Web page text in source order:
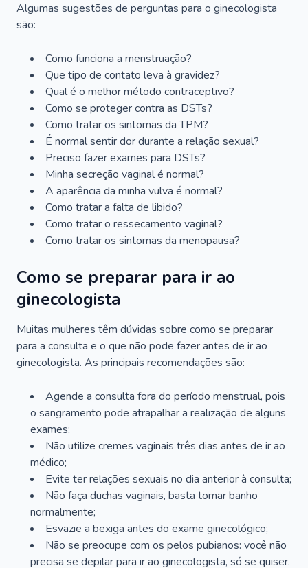
Algumas sugestões de perguntas para o ginecologista
são:
Como funciona a menstruação?
Que tipo de contato leva à gravidez?
Qual é o melhor método contraceptivo?
Como se proteger contra as DSTs?
Como tratar os sintomas da TPM?
É normal sentir dor durante a relação sexual?
Preciso fazer exames para DSTs?
Minha secreção vaginal é normal?
A aparência da minha vulva é normal?
Como tratar a falta de libido?
Como tratar o ressecamento vaginal?
Como tratar os sintomas da menopausa?
Como se preparar para ir ao
ginecologista
Muitas mulheres têm dúvidas sobre como se preparar
para a consulta e o que não pode fazer antes de ir ao
ginecologista. As principais recomendações são:
Agende a consulta fora do período menstrual, pois
o sangramento pode atrapalhar a realização de alguns
exames;
Não utilize cremes vaginais três dias antes de ir ao
médico;
Evite ter relações sexuais no dia anterior à consulta;
Não faça duchas vaginais, basta tomar banho
normalmente;
Esvazie a bexiga antes do exame ginecológico;
Não se preocupe com os pelos pubianos: você não
precisa se depilar para ir ao ginecologista, só se quiser.